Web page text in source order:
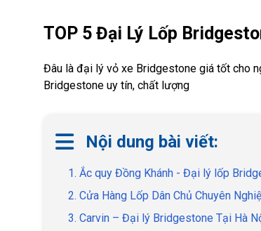
TOP 5 Đại Lý Lốp
Đâu là đại lý vỏ xe Bridgestone giá tốt cho
Bridgestone uy tín, chất lượng
Nội dung bài viết:
1. Ắc quy Đồng Khánh - Đại lý lốp
2. Cửa Hàng Lốp Dân Chủ Chuyên
3. Carvin – Đại lý Bridgestone Tại Hà